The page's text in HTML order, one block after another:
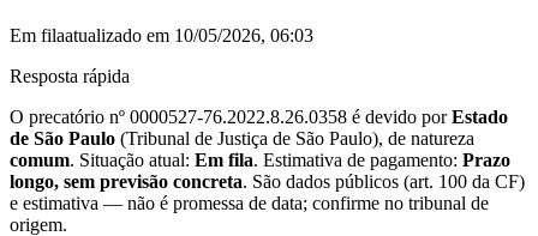
Em filaatualizado em 10/05/2026, 06:03
Resposta rápida
O precatório nº 0000527-76.2022.8.26.0358 é devido porEstado
de São Paulo (Tribunal de Justiça de São Paulo), de natureza
comum. Situação atual: Em fila. Estimativa de pagamento: Prazo
longo, sem previsão concreta. São dados públicos (art. 100 da CF)
e estimativa — não é promessa de data; confirme no tribunal de
origem.